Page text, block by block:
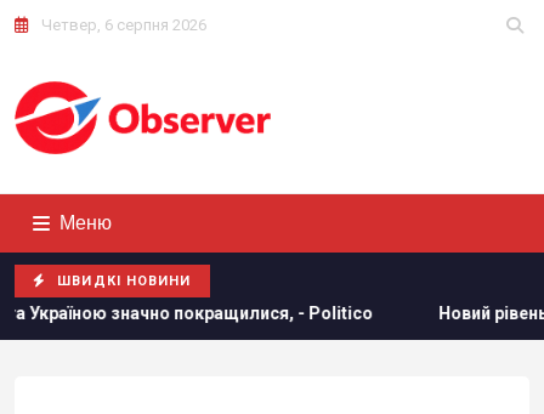
Четвер, 6 серпня 2026
Меню
ШВИДКІ НОВИНИ
- Politico Новий рівень ескалації: The